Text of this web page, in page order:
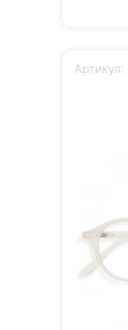
Артикул: